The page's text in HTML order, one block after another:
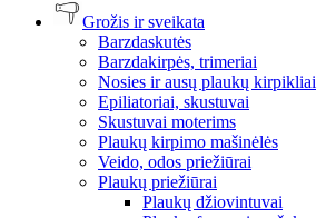
Grožis ir sveikata
Barzdaskutės
Barzdakirpės, trimeriai
Nosies ir ausų plaukų kirpikliai
Epiliatoriai, skustuvai
Skustuvai moterims
Plaukų kirpimo mašinėlės
Veido, odos priežiūrai
Plaukų priežiūrai
Plaukų džiovintuvai